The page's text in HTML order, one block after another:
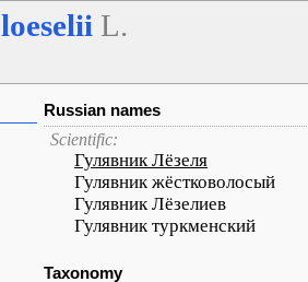
loeselii L.
Russian names
Scientific:
Гулявник Лёзеля
Гулявник жёстковолосый
Гулявник Лёзелиев
Гулявник туркменский
Taxonomy